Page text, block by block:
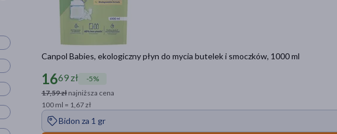
Canpol Babies, ekologiczny płyn do mycia butelek i smoczków, 1000 ml
1669 zł
-5%
17,59 zł najniższa cena
100 ml = 1,67 zł
Bidon za 1 gr